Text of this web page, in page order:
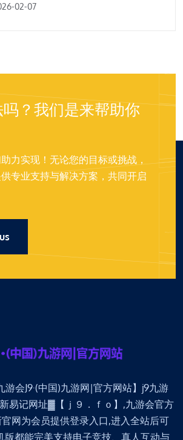
02-07
？我们是来帮助你
力实现！无论您的目标或挑战，
专业支持与解决方案，共同开启
游会J9·(中国)九游网|官方网站】j9九游
易记网址▓【ｊ９．ｆｏ】,九游会官方
官网为会员提供登录入口,进入全站后可
版都能完美支持电子竞技、真人互动与